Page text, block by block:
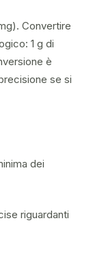
Convertire
1 g di
è
se si
dei
riguardanti